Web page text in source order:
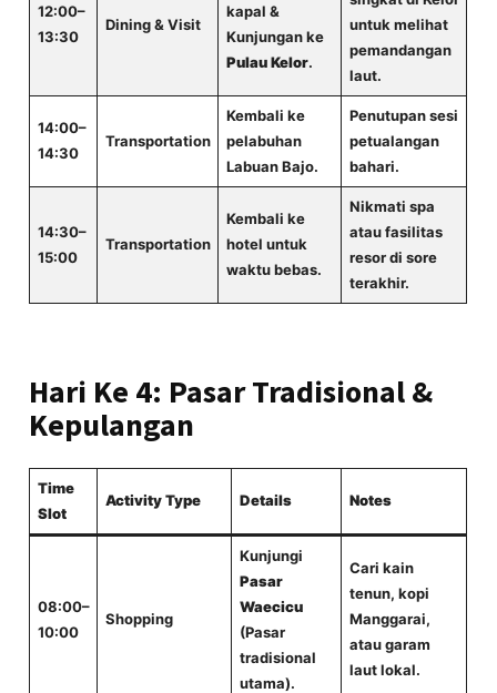
12:00–
13:30
Dining & Visit
kapal &
Kunjungan ke
Pulau Kelor.
untuk melihat
pemandangan
laut.
14:00–
14:30
Transportation
Kembali ke
pelabuhan
Labuan Bajo.
Penutupan sesi
petualangan
bahari.
14:30–
15:00
Transportation
Kembali ke
hotel untuk
waktu bebas.
Nikmati spa
atau fasilitas
resor di sore
terakhir.
Hari Ke 4: Pasar Tradisional &
Kepulangan
Time
Slot
Activity Type Details Notes
08:00–
10:00
Shopping
Kunjungi
Pasar
Waecicu
(Pasar
tradisional
utama).
Cari kain
tenun, kopi
Manggarai,
atau garam
laut lokal.